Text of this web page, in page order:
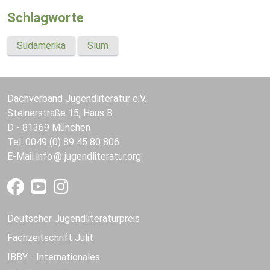
Schlagworte
Südamerika Slum
Dachverband Jugendliteratur e.V.
Steinerstraße 15, Haus B
D - 81369 München
Tel. 0049 (0) 89 45 80 806
E-Mail info jugendliteratur.org
Deutscher Jugendliteraturpreis
Fachzeitschrift Julit
IBBY - Internationales